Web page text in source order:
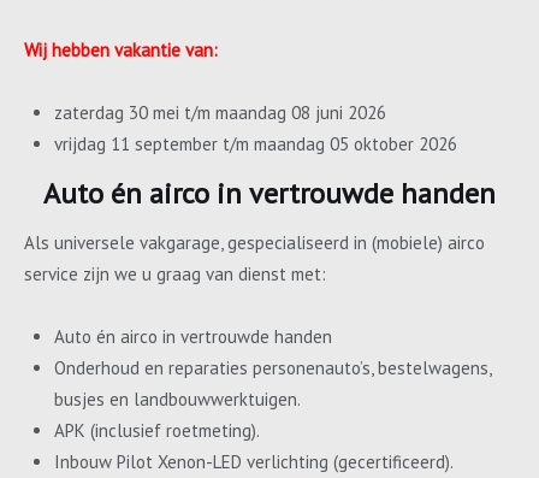
Wij hebben vakantie van:
zaterdag 30 mei t/m maandag 08 juni 2026
vrijdag 11 september t/m maandag 05 oktober 2026
Auto én airco in vertrouwde handen
Als universele vakgarage, gespecialiseerd in (mobiele) airco
service zijn we u graag van dienst met:
Auto én airco in vertrouwde handen
Onderhoud en reparaties personenauto’s, bestelwagens,
busjes en landbouwwerktuigen.
APK (inclusief roetmeting).
Inbouw Pilot Xenon-LED verlichting (gecertificeerd).